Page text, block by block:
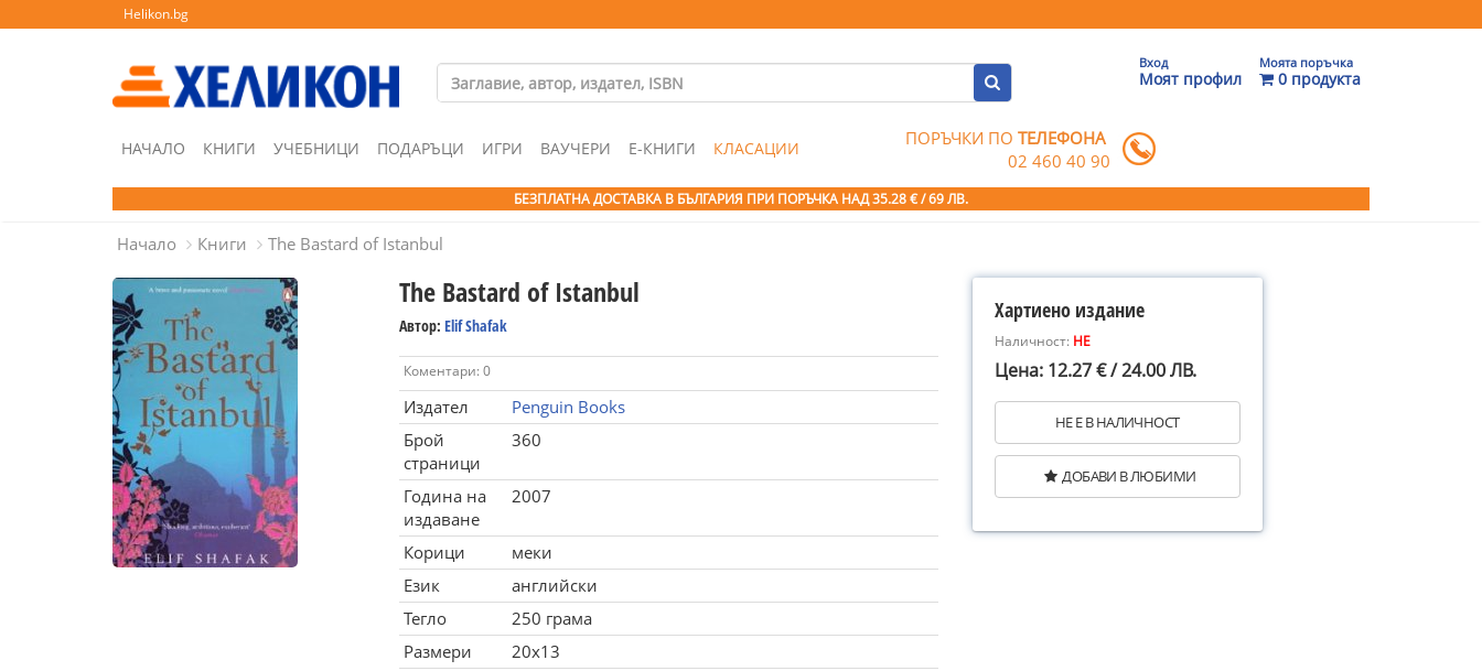
Helikon.bg
Вход
Моят профил
Моята поръчка
0 продукта
НАЧАЛО КНИГИ УЧЕБНИЦИ ПОДАРЪЦИ ИГРИ ВАУЧЕРИ Е-КНИГИ КЛАСАЦИИ ПОРЪЧКИ ПОТЕЛЕФОНА
02 460 40 90
БЕЗПЛАТНА ДОСТАВКА В БЪЛГАРИЯ ПРИ ПОРЪЧКА НАД 35.28 € / 69 ЛВ.
Начало Книги The Bastard of Istanbul
The Bastard of Istanbul
Автор: Elif Shafak
Коментари: 0
Издател
Penguin Books
Брой
страници
360
Година на
издаване
2007
Корици
меки
Език
английски
Тегло
250 грама
Размери
20x13
Хартиено издание
Наличност: НЕ
Цена: 12.27 € / 24.00 ЛВ.
НЕ Е В НАЛИЧНОСТ
ДОБАВИ В ЛЮБИМИ